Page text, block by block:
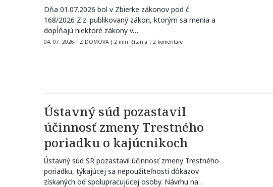
Dňa 01.07.2026 bol v Zbierke zákonov pod č.
168/2026 Z.z. publikovaný zákon, ktorým sa menia a
dopĺňajú niektoré zákony v…
04. 07. 2026 | Z DOMOVA | 2 min. čítania | 2 komentáre
Ústavný súd pozastavil
účinnosť zmeny Trestného
poriadku o kajúcnikoch
Ústavný súd SR pozastavil účinnosť zmeny Trestného
poriadku, týkajúcej sa nepoužiteľnosti dôkazov
získaných od spolupracujúcej osoby. Návrhu na